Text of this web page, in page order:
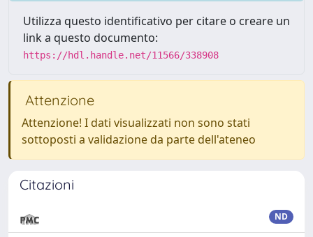
Utilizza questo identificativo per citare o creare un
link a questo documento:
https://hdl.handle.net/11566/338908
Attenzione
Attenzione! I dati visualizzati non sono stati
sottoposti a validazione da parte dell'ateneo
Citazioni
ND